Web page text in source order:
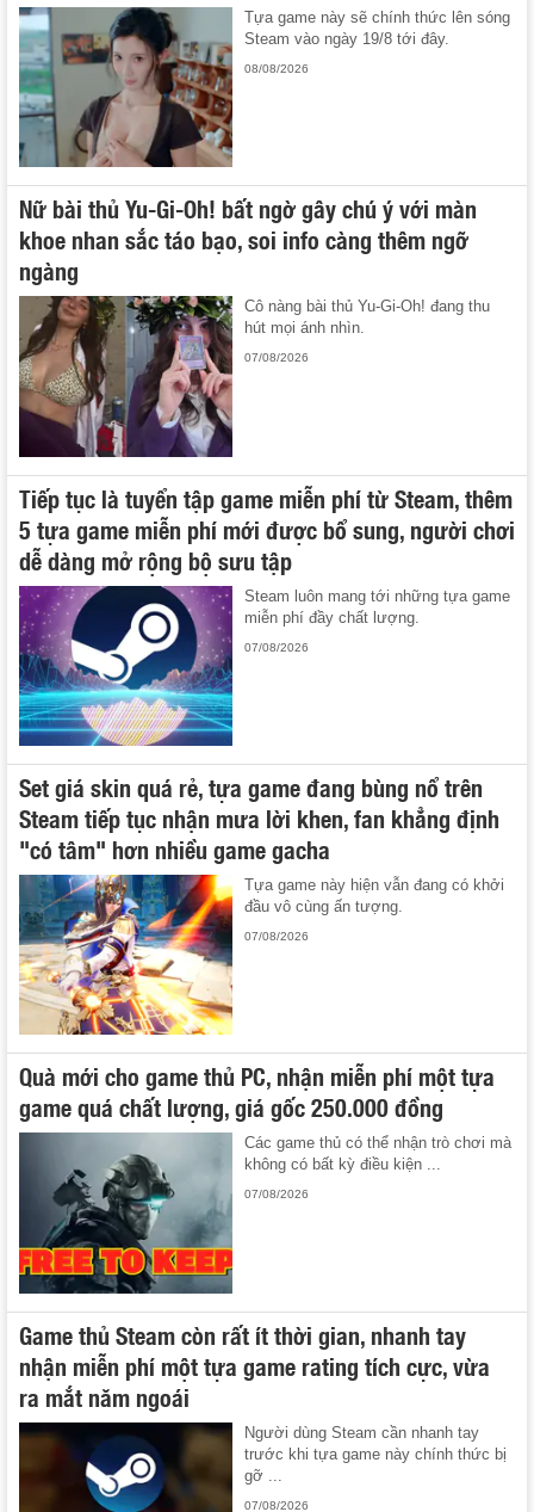
Tựa game này sẽ chính thức lên sóng
Steam vào ngày 19/8 tới đây.
08/08/2026
Nữ bài thủ Yu-Gi-Oh! bất ngờ gây chú ý với màn
khoe nhan sắc táo bạo, soi info càng thêm ngỡ
ngàng
Cô nàng bài thủ Yu-Gi-Oh! đang thu
hút mọi ánh nhìn.
07/08/2026
Tiếp tục là tuyển tập game miễn phí từ Steam, thêm
5 tựa game miễn phí mới được bổ sung, người chơi
dễ dàng mở rộng bộ sưu tập
Steam luôn mang tới những tựa game
miễn phí đầy chất lượng.
07/08/2026
Set giá skin quá rẻ, tựa game đang bùng nổ trên
Steam tiếp tục nhận mưa lời khen, fan khẳng định
"có tâm" hơn nhiều game gacha
Tựa game này hiện vẫn đang có khởi
đầu vô cùng ấn tượng.
07/08/2026
Quà mới cho game thủ PC, nhận miễn phí một tựa
game quá chất lượng, giá gốc 250.000 đồng
Các game thủ có thể nhận trò chơi mà
không có bất kỳ điều kiện ...
07/08/2026
Game thủ Steam còn rất ít thời gian, nhanh tay
nhận miễn phí một tựa game rating tích cực, vừa
ra mắt năm ngoái
Người dùng Steam cần nhanh tay
trước khi tựa game này chính thức bị
gỡ ...
07/08/2026